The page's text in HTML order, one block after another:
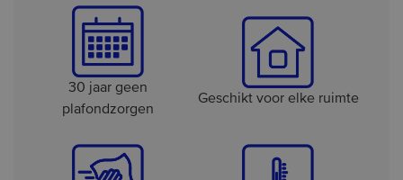
30 jaar geen
plafondzorgen
Geschikt voor elke ruimte